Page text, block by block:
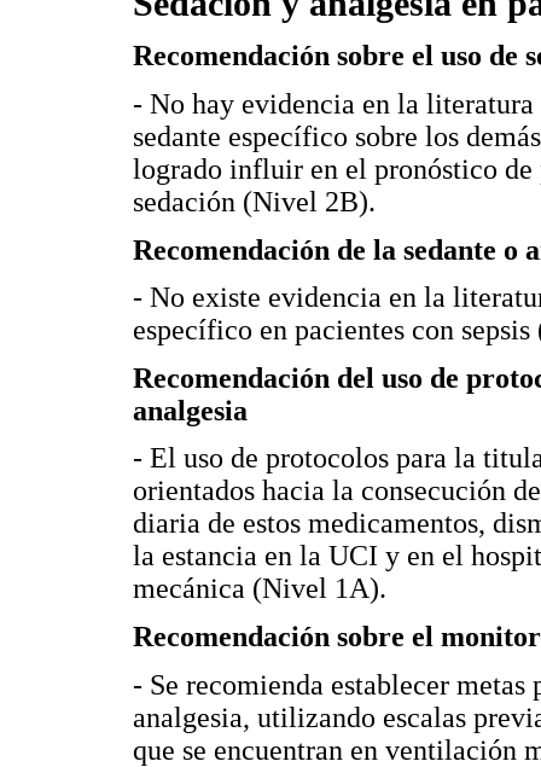
Recomendación sobre el uso de
- No hay evidencia en la literatura
sedante específico sobre los
logrado influir en el pronóstico de
sedación (Nivel 2B).
Recomendación de la sedante o
- No existe evidencia en la
específico en pacientes con
Recomendación del uso de
analgesia
- El uso de protocolos para la
orientados hacia la consecución
diaria de estos medicamentos,
la estancia en la UCI y en el
mecánica (Nivel 1A).
Recomendación sobre el
- Se recomienda establecer
analgesia, utilizando escalas
que se encuentran en ventilación